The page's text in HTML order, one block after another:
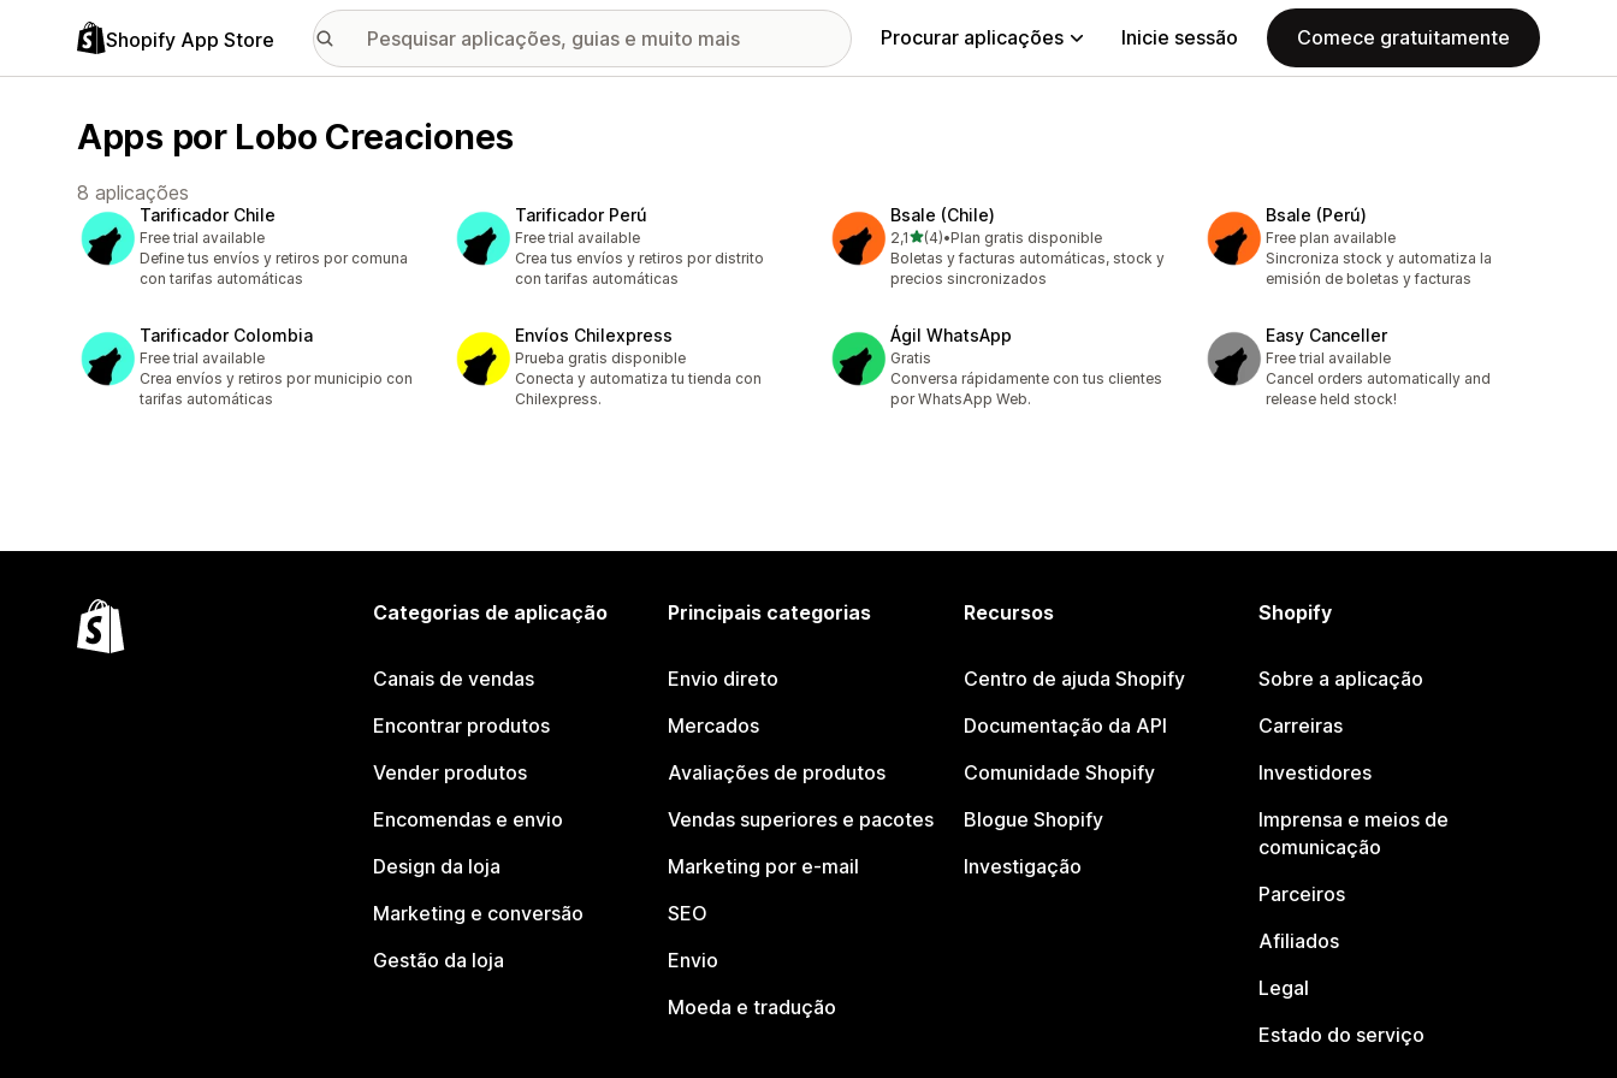
Shopify App Store Procurar aplicações Inicie sessão Comece gratuitamente
Apps por Lobo Creaciones
8 aplicações
Tarificador Chile
Free trial available
Define tus envíos y retiros por comuna
con tarifas automáticas
Tarificador Perú
Free trial available
Crea tus envíos y retiros por distrito
con tarifas automáticas
Bsale (Chile)
2,1de 5 estrelas
(4)
4 total de avaliações
•Plan gratis disponible
Boletas y facturas automáticas, stock y
precios sincronizados
Bsale (Perú)
Free plan available
Sincroniza stock y automatiza la
emisión de boletas y facturas
Tarificador Colombia
Free trial available
Crea envíos y retiros por municipio con
tarifas automáticas
Envíos Chilexpress
Prueba gratis disponible
Conecta y automatiza tu tienda con
Chilexpress.
Ágil WhatsApp
Gratis
Conversa rápidamente con tus clientes
por WhatsApp Web.
Easy Canceller
Free trial available
Cancel orders automatically and
release held stock!
Categorias de aplicação
Canais de vendas
Encontrar produtos
Vender produtos
Encomendas e envio
Design da loja
Marketing e conversão
Gestão da loja
Principais categorias
Envio direto
Mercados
Avaliações de produtos
Vendas superiores e pacotes
Marketing por e-mail
SEO
Envio
Moeda e tradução
Recursos
Centro de ajuda Shopify
Documentação da API
Comunidade Shopify
Blogue Shopify
Investigação
Shopify
Sobre a aplicação
Carreiras
Investidores
Imprensa e meios de
comunicação
Parceiros
Afiliados
Legal
Estado do serviço